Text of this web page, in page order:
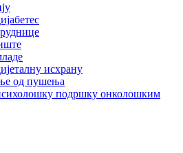
исхрану
од пушења
подршку онколошким